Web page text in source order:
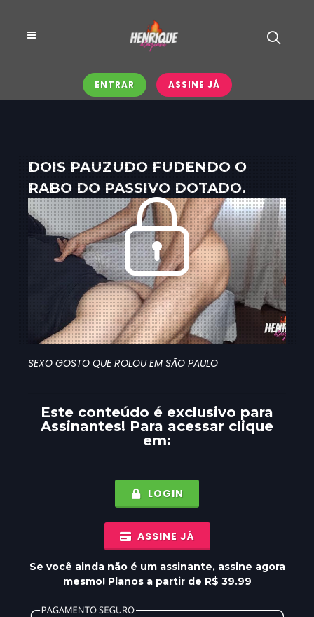
ENTRAR ASSINE JÁ
DOIS PAUZUDO FUDENDO O
RABO DO PASSIVO DOTADO.
SEXO GOSTO QUE ROLOU EM SÃO PAULO
Este conteúdo é exclusivo para
Assinantes! Para acessar clique
em:
LOGIN
ASSINE JÁ
Se você ainda não é um assinante, assine agora
mesmo! Planos a partir de R$ 39.99